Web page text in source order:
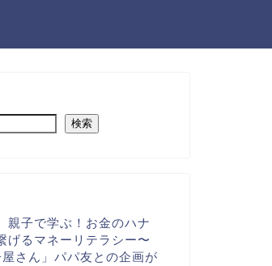
検索
親子で学ぶ！お金のハナ
げるマネーリテラシー〜
さん」パパ友との企画が